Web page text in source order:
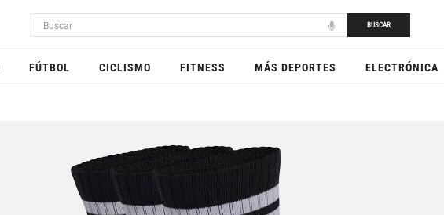
BUSCAR
FÚTBOL CICLISMO FITNESS MÁS DEPORTES ELECTRÓNICA